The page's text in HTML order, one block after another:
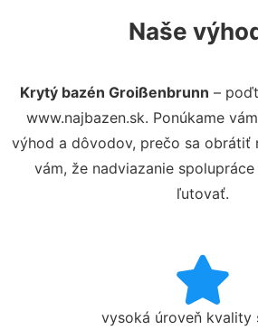
Naše
Krytý bazén Groißenbrunn –
www.najbazen.sk. Ponúkame
výhod a dôvodov, prečo sa obrátiť
vám, že nadviazanie
ľutovať.
vysoká úroveň kvality